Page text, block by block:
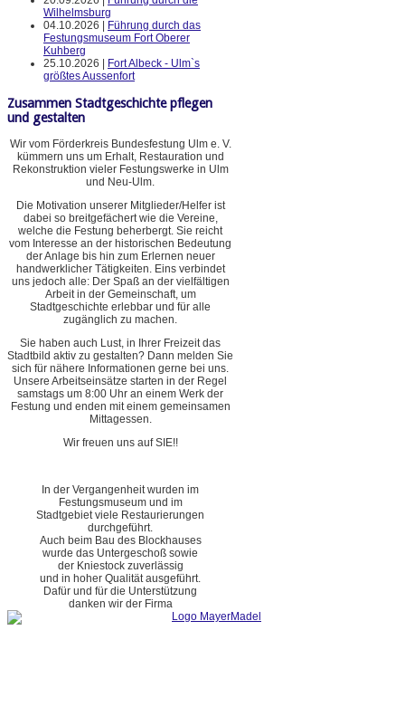
Wilhelmsburg
04.10.2026 |
Führung durch das
Festungsmuseum Fort Oberer
Kuhberg
25.10.2026 |
Fort Albeck - Ulm`s
größtes Aussenfort
Zusammen Stadtgeschichte pflegen
und gestalten
Wir vom Förderkreis Bundesfestung Ulm e. V.
kümmern uns um Erhalt, Restauration und
Rekonstruktion vieler Festungswerke in Ulm
und Neu-Ulm.
Die Motivation unserer Mitglieder/Helfer ist
dabei so breitgefächert wie die Vereine,
welche die Festung beherbergt. Sie reicht
vom Interesse an der historischen Bedeutung
der Anlage bis hin zum Erlernen neuer
handwerklicher Tätigkeiten. Eins verbindet
uns jedoch alle: Der Spaß an der vielfältigen
Arbeit in der Gemeinschaft, um
Stadtgeschichte erlebbar und für alle
zugänglich zu machen.
Sie haben auch Lust, in Ihrer Freizeit das
Stadtbild aktiv zu gestalten? Dann melden Sie
sich für nähere Informationen gerne bei uns.
Unsere Arbeitseinsätze starten in der Regel
samstags um 8:00 Uhr an einem Werk der
Festung und enden mit einem gemeinsamen
Mittagessen.
Wir freuen uns auf SIE!!
In der Vergangenheit wurden im
Festungsmuseum und im
Stadtgebiet viele Restaurierungen
durchgeführt.
Auch beim Bau des Blockhauses
wurde das Untergeschoß sowie
der Kniestock zuverlässig
und in hoher Qualität ausgeführt.
Dafür und für die Unterstützung
danken wir der Firma